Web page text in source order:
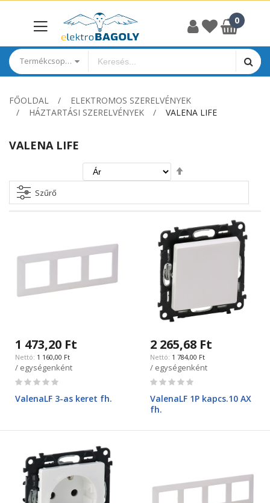
Termékcsoportok
FŐOLDAL
ELEKTROMOS SZERELVÉNYEK
HÁZTARTÁSI SZERELVÉNYEK
VALENA LIFE
VALENA LIFE
irány
Szűrő
1 473,20 Ft
1 160,00 Ft
/ egységenként
Rating:
ValenaLF 3-as keret fh.
2 265,68 Ft
1 784,00 Ft
/ egységenként
Rating:
ValenaLF 1P kapcs.10 AX
fh.